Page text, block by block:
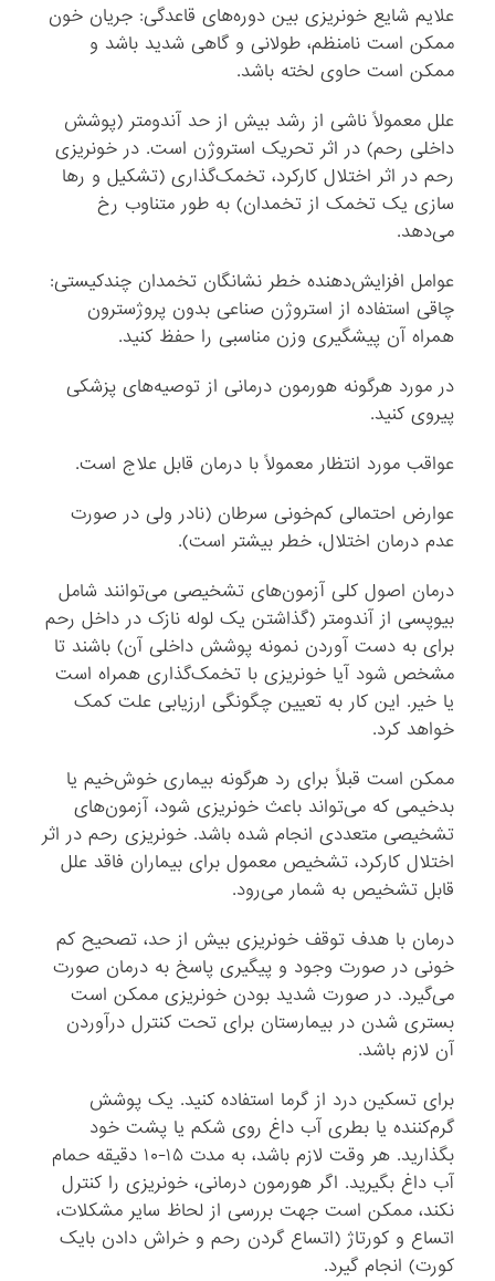
علایم‌ شایع‌ خونریزی‌ بین‌ دوره‌های‌ قاعدگی‌: جریان‌ خون‌
ممکن‌ است‌ نامنظم‌، طولانی‌ و گاهی‌ شدید باشد و
ممکن‌ است‌ حاوی‌ لخته‌ باشد.
علل‌ معمولاً ناشی‌ از رشد بیش‌ از حد آندومتر (پوشش‌
داخلی‌ رحم‌) در اثر تحریک‌ استروژن‌ است‌. در خونریزی‌
رحم‌ در اثر اختلال‌ کارکرد، تخمک‌گذاری‌ (تشکیل‌ و رها
سازی‌ یک‌ تخمک‌ از تخمدان‌) به‌ طور متناوب‌ رخ‌
می‌دهد.
عوامل‌ افزایش‌دهنده‌ خطر نشانگان‌ تخمدان‌ چندکیستی‌:
چاقی‌ استفاده‌ از استروژن‌ صناعی‌ بدون‌ پروژسترون‌
همراه‌ آن‌ پیشگیری‌ وزن‌ مناسبی‌ را حفظ‌ کنید.
در مورد هرگونه‌ هورمون‌ درمانی‌ از توصیه‌های‌ پزشکی‌
پیروی‌ کنید.
عواقب‌ مورد انتظار معمولاً با درمان‌ قابل‌ علاج‌ است‌.
عوارض‌ احتمالی‌ کم‌خونی‌ سرطان‌ (نادر ولی‌ در صورت‌
عدم‌ درمان‌ اختلال‌، خطر بیشتر است‌).
درمان‌ اصول‌ کلی‌ آزمون‌های‌ تشخیصی‌ می‌توانند شامل‌
بیوپسی‌ از آندومتر (گذاشتن‌ یک‌ لوله‌ نازک‌ در داخل‌ رحم‌
برای‌ به‌ دست‌ آوردن‌ نمونه‌ پوشش‌ داخلی‌ آن‌) باشند تا
مشخص‌ شود آیا خونریزی‌ با تخمک‌گذاری‌ همراه‌ است‌
یا خیر. این‌ کار به‌ تعیین‌ چگونگی‌ ارزیابی‌ علت‌ کمک‌
خواهد کرد.
ممکن‌ است‌ قبلاً برای‌ رد هرگونه‌ بیماری‌ خوش‌خیم‌ یا
بدخیمی‌ که‌ می‌تواند باعث‌ خونریزی‌ شود، آزمون‌های‌
تشخیصی‌ متعددی‌ انجام‌ شده‌ باشد. خونریزی‌ رحم‌ در اثر
اختلال‌ کارکرد، تشخیص‌ معمول‌ برای‌ بیماران‌ فاقد علل‌
قابل‌ تشخیص‌ به‌ شمار می‌رود.
درمان‌ با هدف‌ توقف‌ خونریزی‌ بیش‌ از حد، تصحیح‌ کم‌
خونی‌ در صورت‌ وجود و پیگیری‌ پاسخ‌ به‌ درمان‌ صورت‌
می‌گیرد. در صورت‌ شدید بودن‌ خونریزی‌ ممکن‌ است‌
بستری‌ شدن‌ در بیمارستان‌ برای‌ تحت‌ کنترل‌ درآوردن‌
آن‌ لازم‌ باشد.
برای‌ تسکین‌ درد از گرما استفاده‌ کنید. یک‌ پوشش‌
گرم‌کننده‌ یا بطری‌ آب‌ داغ‌ روی‌ شکم‌ یا پشت‌ خود
بگذارید. هر وقت‌ لازم‌ باشد، به‌ مدت‌ ۱۵-۱۰ دقیقه‌ حمام‌
آب‌ داغ‌ بگیرید. اگر هورمون‌ درمانی‌، خونریزی‌ را کنترل‌
نکند، ممکن‌ است‌ جهت‌ بررسی‌ از لحاظ‌ سایر مشکلات‌،
اتساع‌ و کورتاژ (اتساع‌ گردن‌ رحم‌ و خراش‌ دادن‌ بایک‌
کورت‌) انجام‌ گیرد.